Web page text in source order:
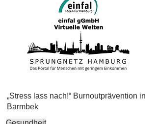
„Stress lass nach!“ Burnoutprävention in
Barmbek